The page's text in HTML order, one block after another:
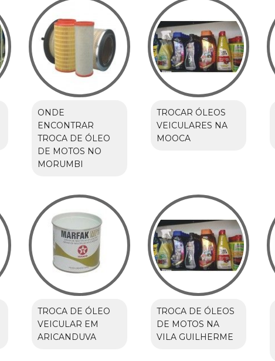
ONDE
ENCONTRAR
TROCA DE ÓLEO
DE MOTOS NO
MORUMBI
TROCAR ÓLEOS
VEICULARES NA
MOOCA
TROCA DE ÓLEO
VEICULAR EM
ARICANDUVA
TROCA DE ÓLEOS
DE MOTOS NA
VILA GUILHERME